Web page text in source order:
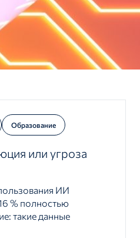
Образование
или угроза
ИИ
% полностью
такие данные